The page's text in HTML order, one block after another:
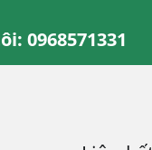
0968571331